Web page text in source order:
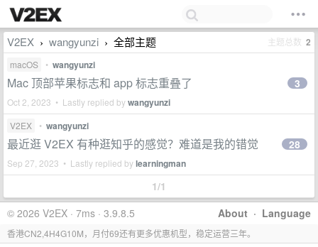
V2EX › wangyunzi › 全部主题 主题总数 2
macOS • wangyunzi
Mac 顶部苹果标志和 app 标志重叠了
Oct 2, 2023 • Lastly replied bywangyunzi
3
V2EX • wangyunzi
最近逛 V2EX 有种逛知乎的感觉？难道是我的错觉
Sep 27, 2023 • Lastly replied bylearningman
28
1/1
About · Language
© 2026 V2EX · 7ms · 3.9.8.5
香港CN2,4H4G10M，月付69还有更多优惠机型，稳定运营三年。